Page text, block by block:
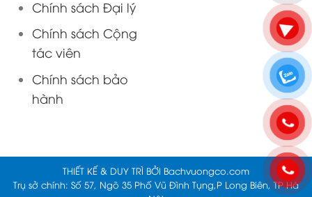
Chính sách Đại lý
Chính sách Cộng
tác viên
Chính sách bảo
hành
THIẾT KẾ & DUY TRÌ BỞI Bachvuongco.com
Trụ sở chính: Số 57, Ngõ 35 Phố Vũ Đình Tụng,P Long Biên, TP Hà